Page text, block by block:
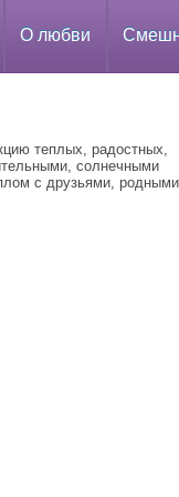
О любви
теплых, радостных,
солнечными
с друзьями,